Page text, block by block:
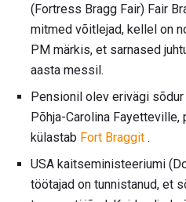
(Fortress Bragg Fair) Fair
mitmed võitlejad, kellel on
PM märkis, et sarnased
aasta messil.
Pensionil olev erivägi
Põhja-Carolina Fayetteville,
külastab Fort Braggit .
USA kaitseministeeriumi
töötajad on tunnistanud, et